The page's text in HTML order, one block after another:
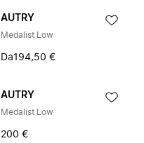
AUTRY
Medalist Low
Da194,50 €
AUTRY
Medalist Low
200 €